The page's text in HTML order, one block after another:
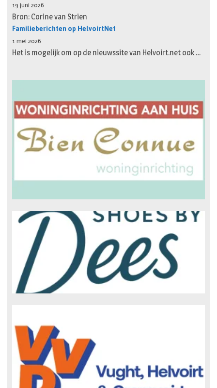
19 juni 2026
Bron: Corine van Strien
Familieberichten op HelvoirtNet
1 mei 2026
Het is mogelijk om op de nieuwssite van Helvoirt.net ook …